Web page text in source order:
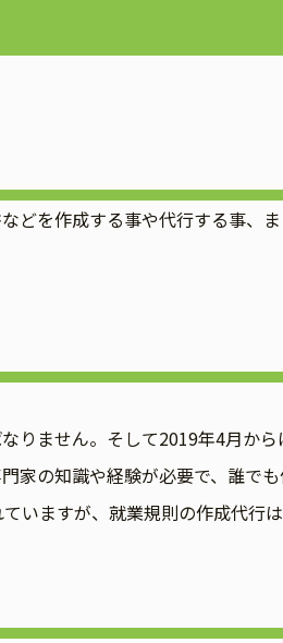
を作成する事や代行する事、
ません。そして2019年4月か
家の知識や経験が必要で、誰で
ますが、就業規則の作成代行